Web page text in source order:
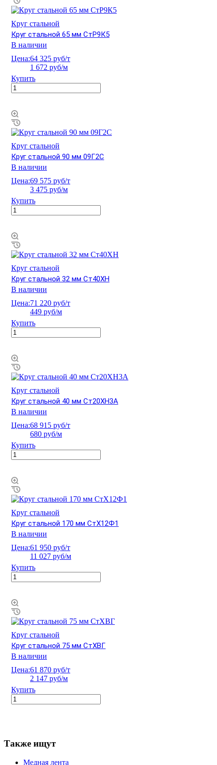
Круг стальной
Круг стальной 65 мм СтР9К5
В наличии
Цена:64 325 руб/т
1 672 руб/м
Купить
Круг стальной
Круг стальной 90 мм 09Г2С
В наличии
Цена:69 575 руб/т
3 475 руб/м
Купить
Круг стальной
Круг стальной 32 мм Ст40ХН
В наличии
Цена:71 220 руб/т
449 руб/м
Купить
Круг стальной
Круг стальной 40 мм Ст20ХН3А
В наличии
Цена:68 915 руб/т
680 руб/м
Купить
Круг стальной
Круг стальной 170 мм СтХ12Ф1
В наличии
Цена:61 950 руб/т
11 027 руб/м
Купить
Круг стальной
Круг стальной 75 мм СтХВГ
В наличии
Цена:61 870 руб/т
2 147 руб/м
Купить
Также ищут
Медная лента